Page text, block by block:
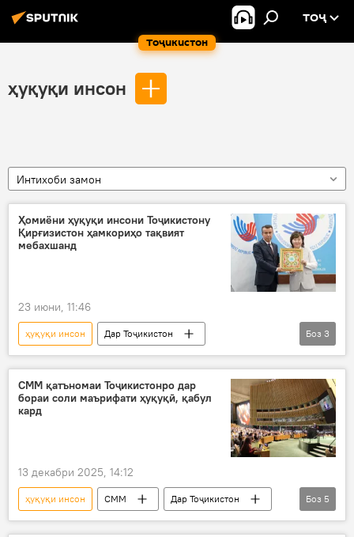
Тоҷикистон
ТОҶ
ҳуқуқи инсон
Интихоби замон
Ҳомиёни ҳуқуқи инсони Тоҷикистону
Қирғизистон ҳамкориҳо тақвият
мебахшанд
23 июни, 11:46
ҳуқуқи инсон
Дар Тоҷикистон
Қирғизистон
Ҳомии ҳуқуқи инсон
ёддошти ҳамкорӣ
Боз 3
СММ қатъномаи Тоҷикистонро дар
бораи соли маърифати ҳуқуқӣ, қабул
кард
13 декабри 2025, 14:12
ҳуқуқи инсон СММ
Дар Тоҷикистон
пешниҳод
қабул
маҷмаа
Боз 5